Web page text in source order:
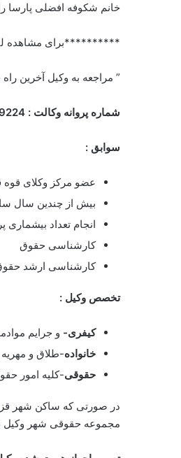
خانم شکوفه افضلی پارسا
**********برای مشاهده
” مراجعه به وکیل آخرین
شماره پروانه وکالت : 69224
سوابق :
عضو مرکز وکلای قوه
بیش از چندین سال
انجام تعداد بیشماری
کارشناسی حقوق
کارشناسی ارشد
تخصص وکیل :
کیفری- و جرایم
خانواده-طلاق و
حقوقی-کلیه امور
در صورتی که ساکن شهر
مجموعه حقوقی شهر وکیل